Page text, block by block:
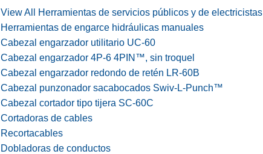
View All Herramientas de servicios públicos y de electricistas
Herramientas de engarce hidráulicas manuales
Cabezal engarzador utilitario UC-60
Cabezal engarzador 4P-6 4PIN™, sin troquel
Cabezal engarzador redondo de retén LR-60B
Cabezal punzonador sacabocados Swiv-L-Punch™
Cabezal cortador tipo tijera SC-60C
Cortadoras de cables
Recortacables
Dobladoras de conductos